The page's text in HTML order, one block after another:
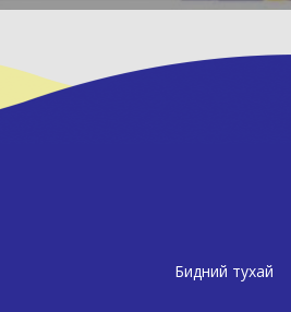
Бидний тухай